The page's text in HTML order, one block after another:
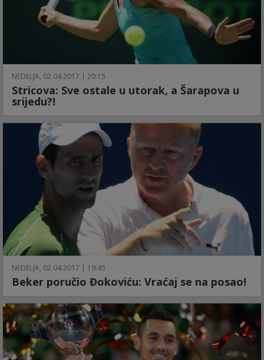
NEDELJA, 02.04.2017 | 20:15
Stricova: Sve ostale u utorak, a Šarapova u
srijedu?!
NEDELJA, 02.04.2017 | 19:45
Beker poručio Đokoviću: Vraćaj se na posao!